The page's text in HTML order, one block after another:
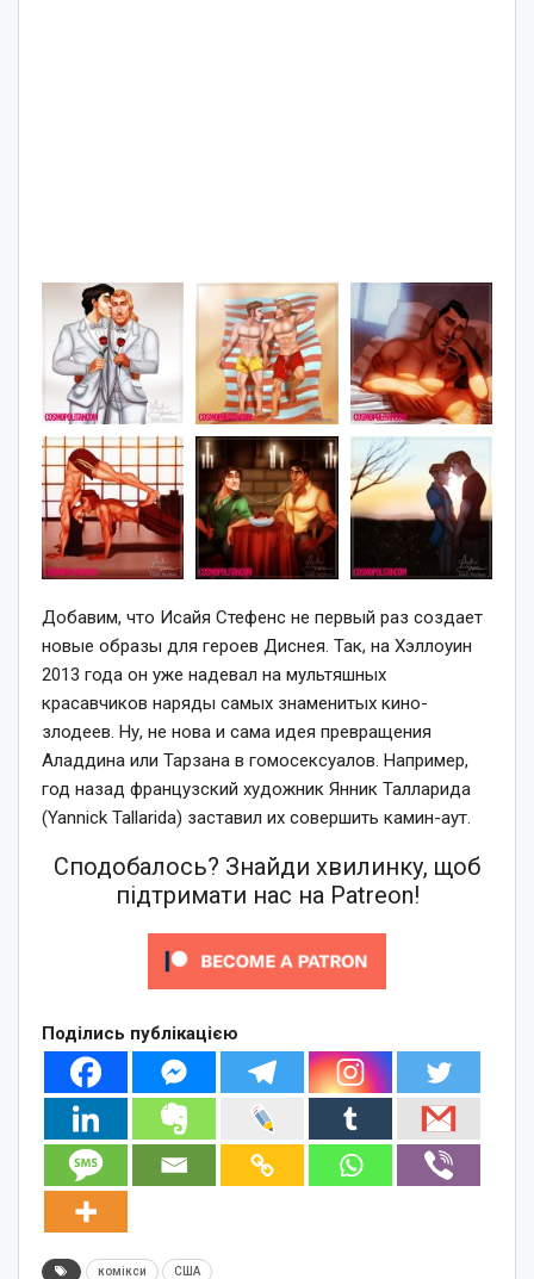
Добавим, что Исайя Стефенс не первый раз создает
новые образы для героев Диснея. Так, на Хэллоуин
2013 года он уже надевал на мультяшных
красавчиков наряды самых знаменитых кино-
злодеев. Ну, не нова и сама идея превращения
Аладдина или Тарзана в гомосексуалов. Например,
год назад французский художник Янник Талларида
(Yannick Tallarida) заставил их совершить камин-аут.
Сподобалось? Знайди хвилинку, щоб
підтримати нас на Patreon!
Поділись публікацією
комікси США